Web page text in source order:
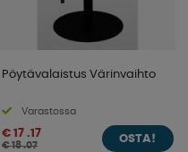
Pöytävalaistus Värinvaihto
Varastossa
€ 17 .17
€ 18 .07
OSTA!